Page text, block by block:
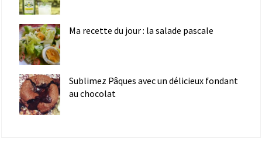
Ma recette du jour : la salade pascale
Sublimez Pâques avec un délicieux fondant
au chocolat